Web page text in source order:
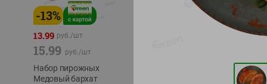
-13%
13.99 руб./шт
15.99 руб./шт
Набор пирожных
Медовый бархат
- 24%
4.99
230г